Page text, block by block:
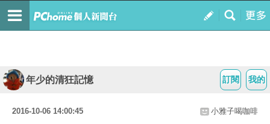
我的
訂閱
年少的清狂記憶
2016-10-06 14:00:45 小雅子喝咖啡